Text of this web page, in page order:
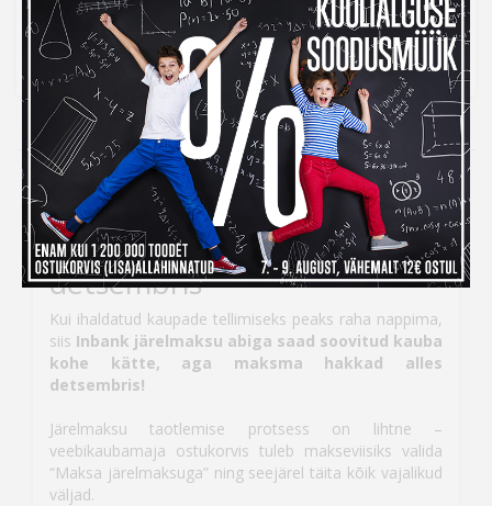
See toode tuuakse sulle tasuta koju kätte
14 14 päeva tagastusõigus internetist ostmisel
Kampaania
Inbank järelmaksuga ostes
maksad kauba eest alles
detsembris
Kui ihaldatud kaupade tellimiseks peaks raha nappima,
siis Inbank järelmaksu abiga saad soovitud kauba
kohe kätte, aga maksma hakkad alles
detsembris!
Järelmaksu taotlemise protsess on lihtne –
veebikaubamaja ostukorvis tuleb makseviisiks valida
“Maksa järelmaksuga” ning seejärel täita kõik vajalikud
väljad.